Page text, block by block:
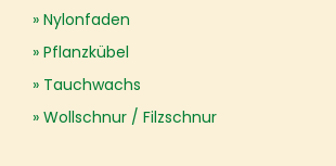
Nylonfaden
Pflanzkübel
Tauchwachs
Wollschnur / Filzschnur